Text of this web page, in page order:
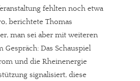
fehlten noch etwa
berichtete Thomas
man sei aber mit weiteren
Gespräch: Das Schauspiel
und die Rheinenergie
signalisiert, diese